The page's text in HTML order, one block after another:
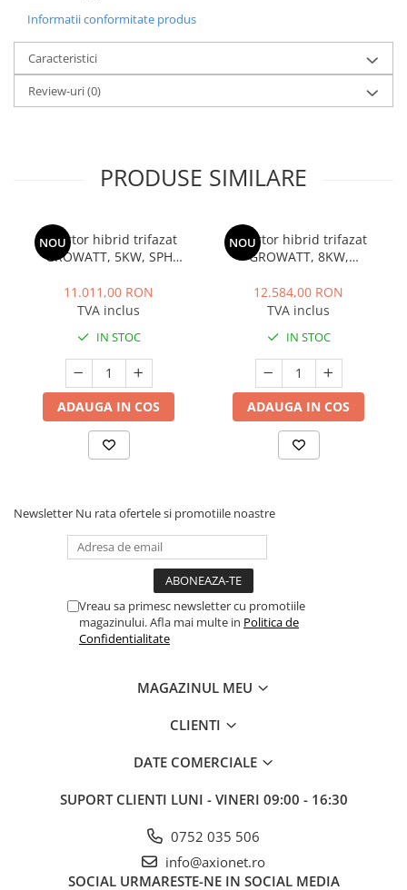
Informatii conformitate produs
Caracteristici
Review-uri(0)
PRODUSE SIMILARE
NOU
Invertor hibrid trifazat
GROWATT, 5KW, SPH
11.011,00 RON
TVA inclus
IN STOC
ADAUGA IN COS
NOU
Invertor hibrid trifazat
GROWATT, 8KW,
12.584,00 RON
TVA inclus
IN STOC
ADAUGA IN COS
Newsletter Nu rata ofertele si promotiile noastre
Vreau sa primesc newsletter cu promotiile
magazinului. Afla mai multe in Politica de
Confidentialitate
MAGAZINUL MEU
CLIENTI
DATE COMERCIALE
SUPORT CLIENTI LUNI - VINERI 09:00 - 16:30
0752 035 506
info@axionet.ro
SOCIAL URMARESTE-NE IN SOCIAL MEDIA